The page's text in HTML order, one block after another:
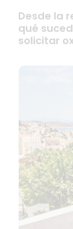
Desde la
qué
solicitar